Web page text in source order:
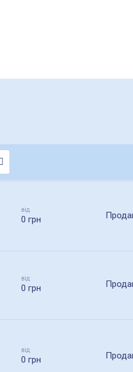
від
0 грн
від
0 грн
від
0 грн